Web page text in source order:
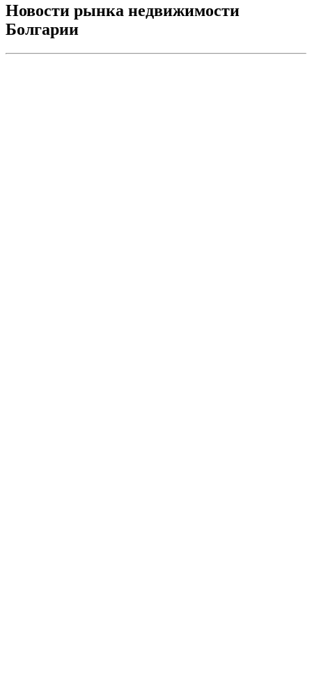
Новости рынка недвижимости
Болгарии